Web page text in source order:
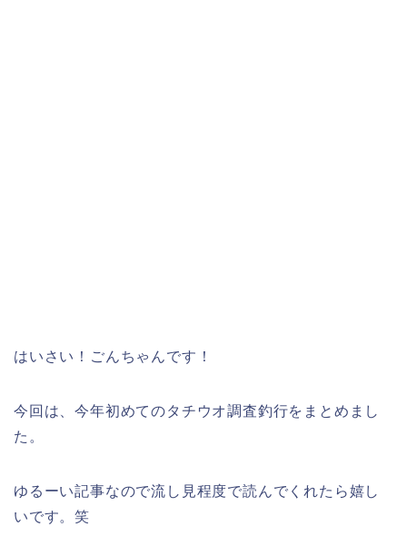
はいさい！ごんちゃんです！
今回は、今年初めてのタチウオ調査釣行をまとめまし
た。
ゆるーい記事なので流し見程度で読んでくれたら嬉し
いです。笑